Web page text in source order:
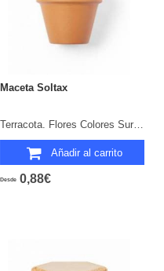
Maceta Soltax
Terracota. Flores Colores Surtidos. 5-8 Semillas de Petunia Incluidas.
Añadir al carrito
Desde 0,88€